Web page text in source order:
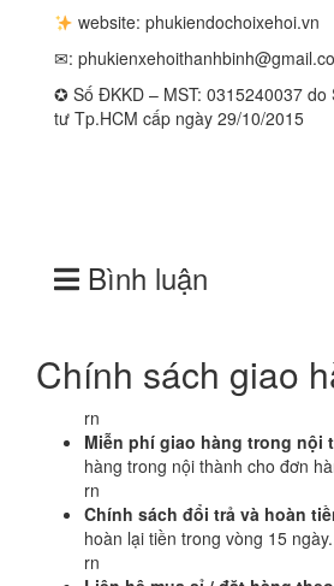
website: phukiendochoixehoi.vn
✉:
✪ Số ĐKKD – MST: 0315240037 do
tư Tp.HCM cấp ngày 29/10/2015
Bình luận
Chính sách giao
rn
Miễn phí giao hàng trong nội
hàng trong nội thành cho đơn
rn
Chính sách đổi trả và hoàn
hoàn lại tiền trong vòng 15 ngày.
rn